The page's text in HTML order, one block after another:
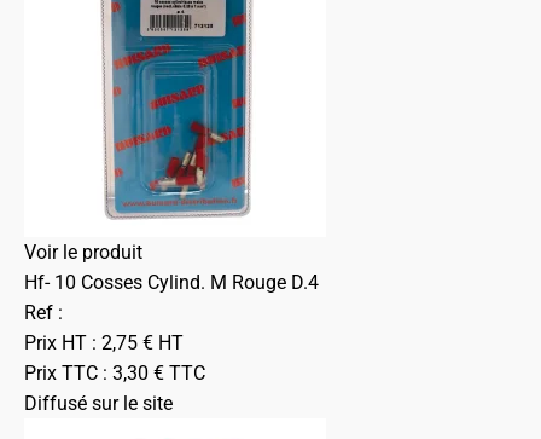
Voir le produit
Hf- 10 Cosses Cylind. M Rouge D.4
Ref :
Prix HT : 2,75 € HT
Prix TTC : 3,30 € TTC
Diffusé sur le site